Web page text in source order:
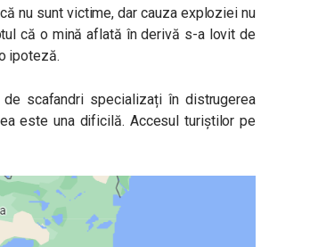
nu sunt victime, dar cauza exploziei nu
că o mină aflată în derivă s-a lovit de
ipoteză.
scafandri specializați în distrugerea
este una dificilă. Accesul turiștilor pe